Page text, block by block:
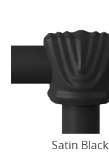
Satin Black